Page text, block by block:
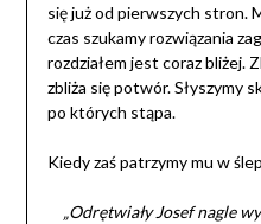
się już od pierwszych stron.
czas szukamy rozwiązania
rozdziałem jest coraz bliżej.
zbliża się potwór. Słyszymy
po których stąpa.
Kiedy zaś patrzymy mu w
„Odrętwiały Josef nagle